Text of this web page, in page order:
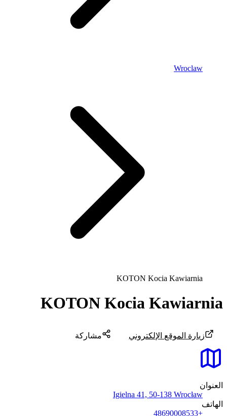
Wroclaw
KOTON Kocia Kawiarnia
KOTON Kocia Kawiarnia
زيارة الموقع الإلكتروني مشاركة
العنوان
Igielna 41, 50-138 Wrocław
الهاتف
+48690008533